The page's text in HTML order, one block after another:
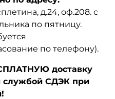
д.24, оф.208. с
по пятницу.
по телефону).
доставку
службой СДЭК при